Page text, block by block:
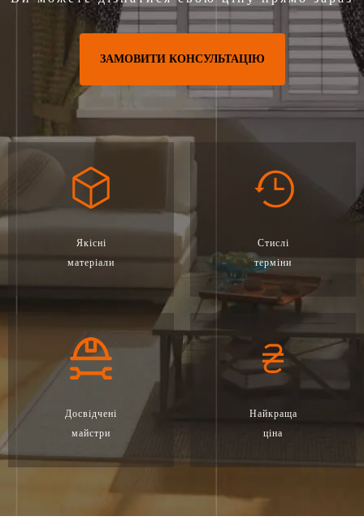
ЗАМОВИТИ КОНСУЛЬТАЦІЮ
Якісні
матеріали
Стислі
терміни
Досвідчені
майстри
Найкраща
ціна